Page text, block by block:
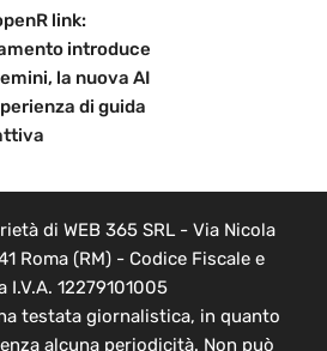
link:
introduce
la nuova AI
di guida
di WEB 365 SRL - Via Nicola
Roma (RM) - Codice Fiscale e
I.V.A. 12279101005
testata giornalistica, in quanto
alcuna periodicità. Non può